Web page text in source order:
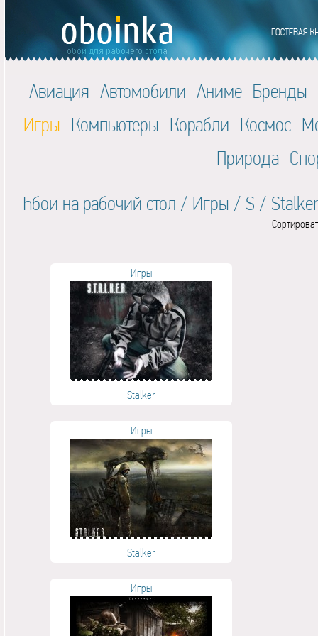
Авиация Автомобили Аниме Бренды
Игры Компьютеры Корабли Космос
Природа
Ћбои на рабочий стол / Игры / S / Stalker
Игры
Stalker
Игры
Stalker
Игры